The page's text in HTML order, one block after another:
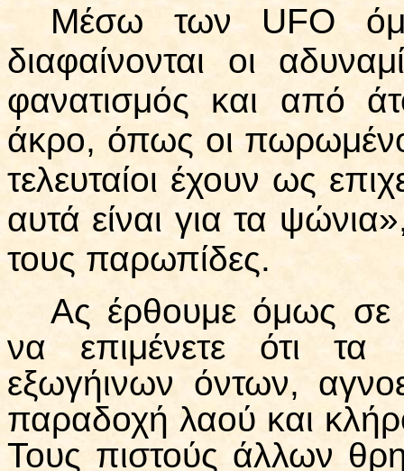
Μέσω των UFΟ
διαφαίνονται οι
φανατισμός και από
άκρο, όπως οι
τελευταίοι έχουν ως
αυτά είναι για τα
τους παρωπίδες.
Ας έρθουμε όμως σε
να επιμένετε ότι
εξωγήινων όντων,
παραδοχή λαού και
Τους πιστούς άλλων